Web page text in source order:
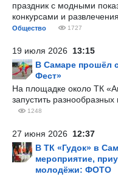
праздник с модными
конкурсами и
Общество 1727
19 июля 2026 13:15
В Самаре прошёл
Фест»
На площадке около ТК
запустить
1248
27 июня 2026 12:37
В ТК «Гудок» в
мероприятие,
молодёжи: ФОТО